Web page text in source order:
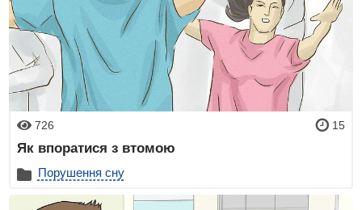
726 15
Як впоратися з втомою
Порушення сну